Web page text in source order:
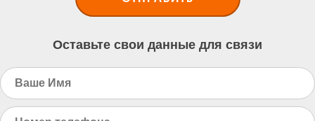
Оставьте свои данные для связи